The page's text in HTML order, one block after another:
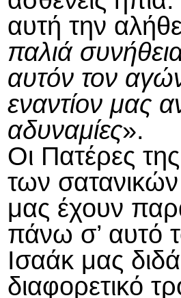
αυτή την
παλιά
αυτόν τον
εναντίον μας
αδυναμίες».
Οι Πατέρες
των
μας έχουν
πάνω σ’ αυτό
Ισαάκ μας
διαφορετικό